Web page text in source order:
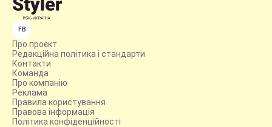
FB
Про проєкт
Редакційна політика і стандарти
Контакти
Команда
Про компанію
Реклама
Правила користування
Правова інформація
Політика конфіденційності